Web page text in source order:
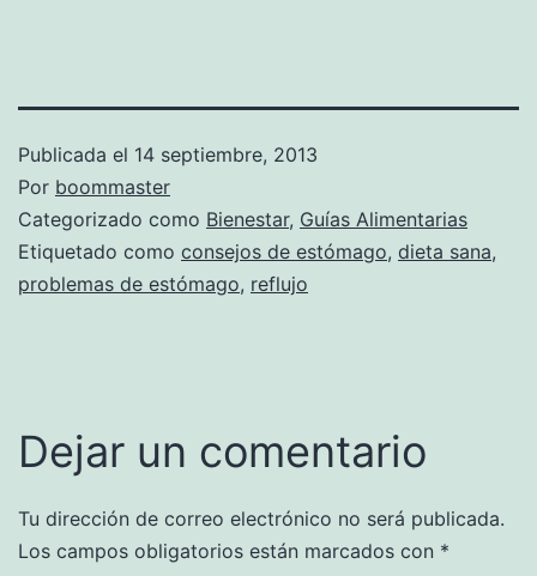
Publicada el 14 septiembre, 2013
Por boommaster
Categorizado como Bienestar, Guías Alimentarias
Etiquetado como consejos de estómago, dieta sana,
problemas de estómago, reflujo
Dejar un comentario
Tu dirección de correo electrónico no será publicada.
Los campos obligatorios están marcados con *